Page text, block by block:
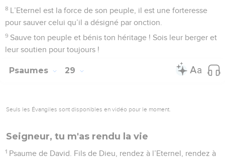
8 L’Eternel est la force de son peuple, il est une forteresse
pour sauver celui qu’il a désigné par onction.
9 Sauve ton peuple et bénis ton héritage ! Sois leur berger et
leur soutien pour toujours !
Psaumes 29
Seuls les Évangiles sont disponibles en vidéo pour le moment.
Seigneur, tu m'as rendu la vie
1 Psaume de David. Fils de Dieu, rendez à l’Eternel, rendez à